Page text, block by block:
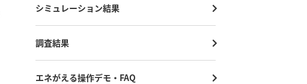
シミュレーション結果
調査結果
エネがえる操作デモ・FAQ